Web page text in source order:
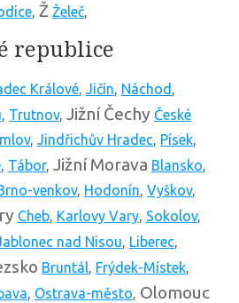
, Ž Želeč,
republice
Králové, Jičín, Náchod ,
, Trutnov, Jižní Čechy České
, Jindřichův Hradec, Písek,
, Tábor, Jižní Morava Blansko,
venkov, Hodonín, Vyškov,
Cheb, Karlovy Vary, Sokolov,
nad Nisou, Liberec,
Bruntál, Frýdek-Místek,
, Ostrava-město, Olomouc